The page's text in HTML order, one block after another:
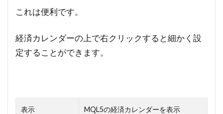
これは便利です。
経済カレンダーの上で右クリックすると細かく設
定することができます。
表示 MQL5の経済カレンダーを表示